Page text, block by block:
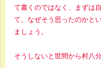
て書くのではなく、まずは
て。なぜそう思ったのかと
ましょう。
そうしないと世間から村八